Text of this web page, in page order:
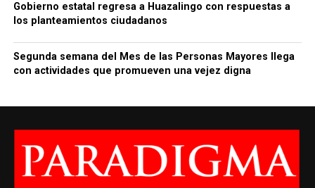
Gobierno estatal regresa a Huazalingo con respuestas a
los planteamientos ciudadanos
Segunda semana del Mes de las Personas Mayores llega
con actividades que promueven una vejez digna